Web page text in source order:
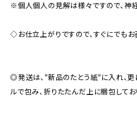
※個人個人の見解は様々ですので、神
◇お仕立上がりですので、すぐにでもお
◎発送は、”新品のたとう紙”に入れ、
ルで包み、折りたたんだ上に梱包してお